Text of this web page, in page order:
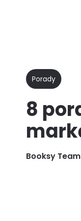
Porady
8
Booksy Team